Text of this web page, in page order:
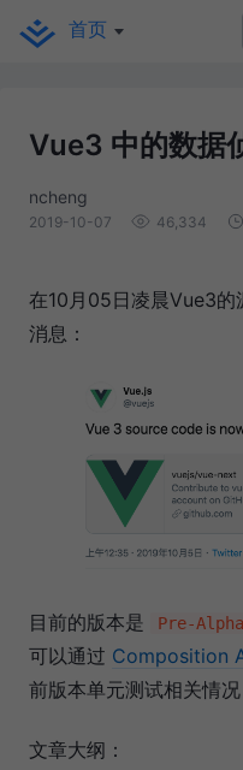
首页
Vue3 中的数据
ncheng
2019-10-07 46,334
在10月05日凌晨Vue3的
消息：
目前的版本是 Pre-Alpha
可以通过 Composition
前版本单元测试相关情况
文章大纲：